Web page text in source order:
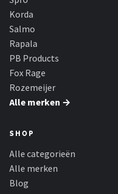
Korda
Salmo
Rapala
PB Products
Fox Rage
Rozemeijer
Alle merken →
SHOP
Alle categorieën
Alle merken
Blog